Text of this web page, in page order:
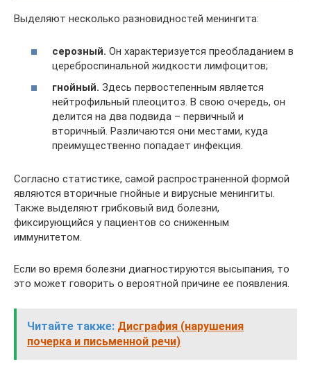
Выделяют несколько разновидностей менингита:
серозный. Он характеризуется преобладанием в
цереброспинальной жидкости лимфоцитов;
гнойный. Здесь первостепенным является
нейтрофильный плеоцитоз. В свою очередь, он
делится на два подвида – первичный и
вторичный. Различаются они местами, куда
преимущественно попадает инфекция.
Согласно статистике, самой распространенной формой
являются вторичные гнойные и вирусные менингиты.
Также выделяют грибковый вид болезни,
фиксирующийся у пациентов со сниженным
иммунитетом.
Если во время болезни диагностируются высыпания, то
это может говорить о вероятной причине ее появления.
Читайте также: Дисграфия (нарушения
почерка и письменной речи)